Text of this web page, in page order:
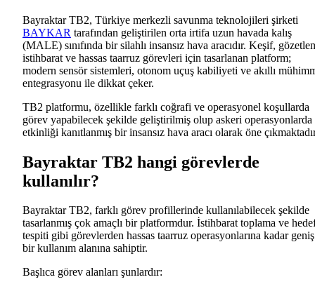
Bayraktar TB2, Türkiye merkezli savunma teknolojileri şirketi
BAYKAR tarafından geliştirilen orta irtifa uzun havada kalış
(MALE) sınıfında bir silahlı insansız hava aracıdır. Keşif,
istihbarat ve hassas taarruz görevleri için tasarlanan platform;
modern sensör sistemleri, otonom uçuş kabiliyeti ve akıllı
entegrasyonu ile dikkat çeker.
TB2 platformu, özellikle farklı coğrafi ve operasyonel koşullarda
görev yapabilecek şekilde geliştirilmiş olup askeri operasyonlarda
etkinliği kanıtlanmış bir insansız hava aracı olarak öne
Bayraktar TB2 hangi görevlerde
kullanılır?
Bayraktar TB2, farklı görev profillerinde kullanılabilecek şekilde
tasarlanmış çok amaçlı bir platformdur. İstihbarat toplama ve
tespiti gibi görevlerden hassas taarruz operasyonlarına kadar geniş
bir kullanım alanına sahiptir.
Başlıca görev alanları şunlardır: